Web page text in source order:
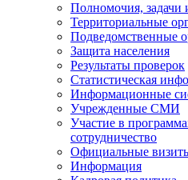
Полномочия, задачи
Территориальные
Подведомственные
Защита населения
Результаты проверок
Статистическая
Информационные
Учрежденные СМИ
Участие в
сотрудничество
Официальные
Информация